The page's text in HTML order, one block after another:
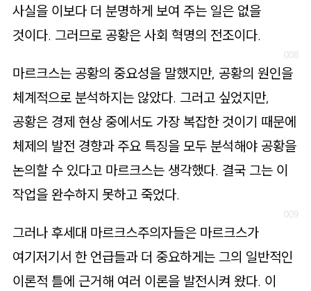
사실을 이보다 더 분명하게 보여 주는 일은 없을
것이다. 그러므로 공황은 사회 혁명의 전조이다.
마르크스는 공황의 중요성을 말했지만, 공황의 원인을
체계적으로 분석하지는 않았다. 그러고 싶었지만,
공황은 경제 현상 중에서도 가장 복잡한 것이기 때문에
체제의 발전 경향과 주요 특징을 모두 분석해야 공황을
논의할 수 있다고 마르크스는 생각했다. 결국 그는 이
작업을 완수하지 못하고 죽었다.
그러나 후세대 마르크스주의자들은 마르크스가
여기저기서 한 언급들과 더 중요하게는 그의 일반적인
이론적 틀에 근거해 여러 이론을 발전시켜 왔다. 이